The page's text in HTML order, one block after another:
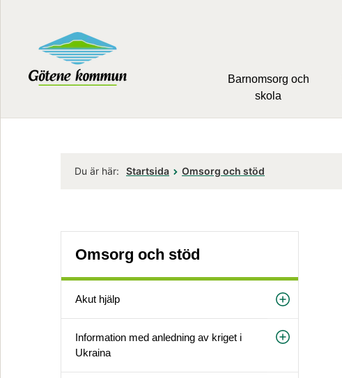
Barnomsorg och
skola
Du är här: Startsida Omsorg och stöd
Omsorg och stöd
Akut hjälp
Information med anledning av kriget i
Ukraina